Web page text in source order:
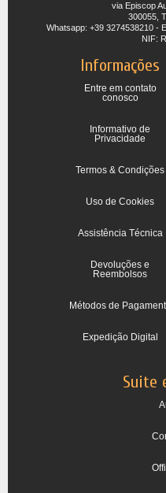
via Episcop
300055,
Whatsapp: +39 3274538210 -
NIF:
Informações
Entre em contato
conosco
Informativo de
Privacidade
Termos & Condições
Uso de Cookies
Assistência Técnica
Devoluções e
Reembolsos
Métodos de
Expedição Digital
Suite